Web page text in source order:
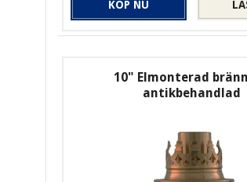
KÖP NU
10" Elmonterad
antikbehandlad